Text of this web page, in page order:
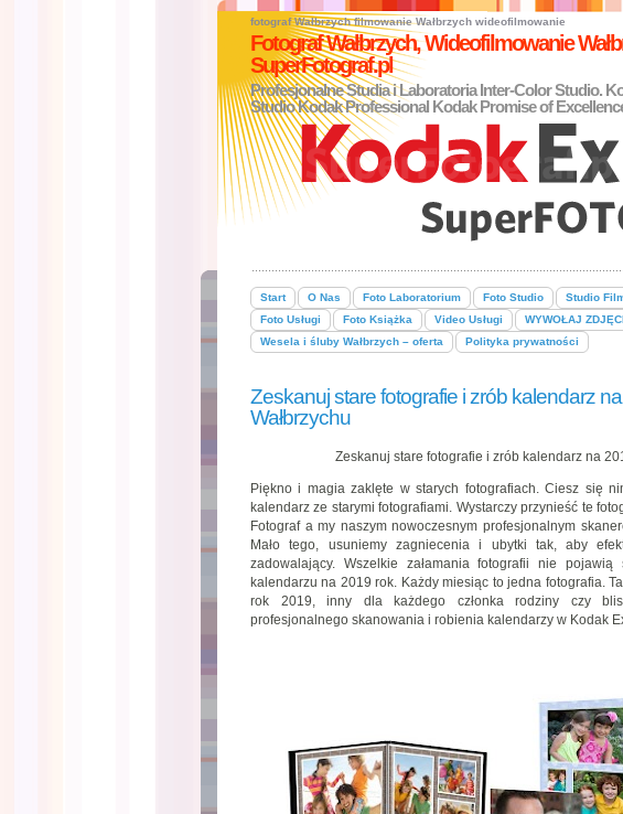
fotograf Wałbrzych filmowanie Wałbrzych wideofilmowanie
Fotograf Wałbrzych, Wideofilmowanie
SuperFotograf.pl
Profesjonalne Studia i Laboratoria Inter-Color Studio.
Studio Kodak Professional Kodak Promise of
Start O Nas Foto Laboratorium Foto Studio Studio
Foto Usługi
Foto Książka Video Usługi
WYWOŁAJ
Wesela i śluby Wałbrzych – oferta
Polityka prywatności
Zeskanuj stare fotografie i zrób kalendarz
Wałbrzychu
Zeskanuj stare fotografie i zrób kalendarz na
Piękno i magia zaklęte w starych fotografiach. Ciesz się
kalendarz ze starymi fotografiami. Wystarczy przynieść te
Fotograf a my naszym nowoczesnym profesjonalnym
Mało tego, usuniemy zagniecenia i ubytki tak, aby
zadowalający. Wszelkie załamania fotografii nie
kalendarzu na 2019 rok. Każdy miesiąc to jedna fotografia.
rok 2019, inny dla każdego członka rodziny czy
profesjonalnego skanowania i robienia kalendarzy w Kodak